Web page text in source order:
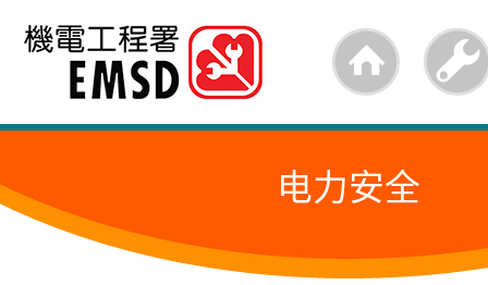
跳
内
的
电力安全